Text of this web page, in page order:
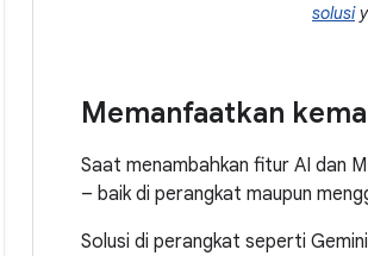
solusi
Memanfaatkan
Saat menambahkan fitur AI dan
– baik di perangkat maupun
Solusi di perangkat seperti